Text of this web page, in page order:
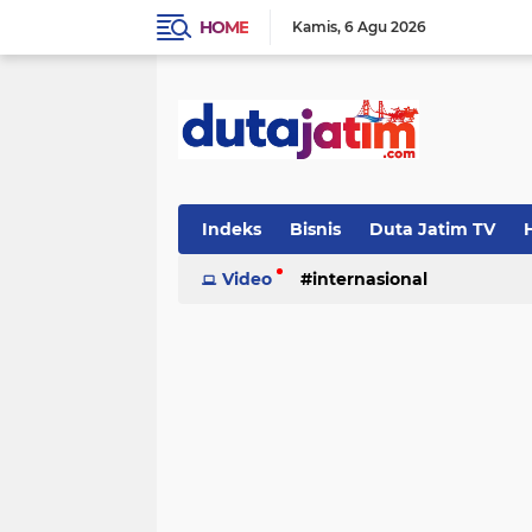
HOME Kamis 6 Agu 2026
Indeks Bisnis Duta Jatim TV
Video internasional